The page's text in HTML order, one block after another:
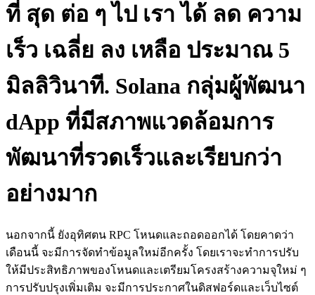
ที่ สุด ต่อ ๆ ไป เรา ได้ ลด ความ
เร็ว เฉลี่ย ลง เหลือ ประมาณ 5
มิลลิวินาที. Solana กลุ่มผู้พัฒนา
dApp ที่มีสภาพแวดล้อมการ
พัฒนาที่รวดเร็วและเรียบกว่า
อย่างมาก
นอกจากนี้ ยังอุทิศตน RPC โหนดและถอดออกได้ โดยคาดว่า
เดือนนี้ จะมีการจัดทําข้อมูลใหม่อีกครั้ง โดยเราจะทําการปรับ
ให้มีประสิทธิภาพของโหนดและเตรียมโครงสร้างความจุใหม่ ๆ
การปรับปรุงเพิ่มเติม จะมีการประกาศในดิสฟอร์ดและเว็บไซต์